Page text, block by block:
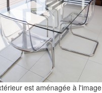
est aménagée à l'image